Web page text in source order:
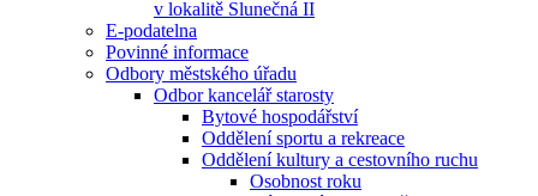
v lokalitě Slunečná II
E-podatelna
Povinné informace
Odbory městského úřadu
Odbor kancelář starosty
Bytové hospodářství
Oddělení sportu a rekreace
Oddělení kultury a cestovního ruchu
Osobnost roku